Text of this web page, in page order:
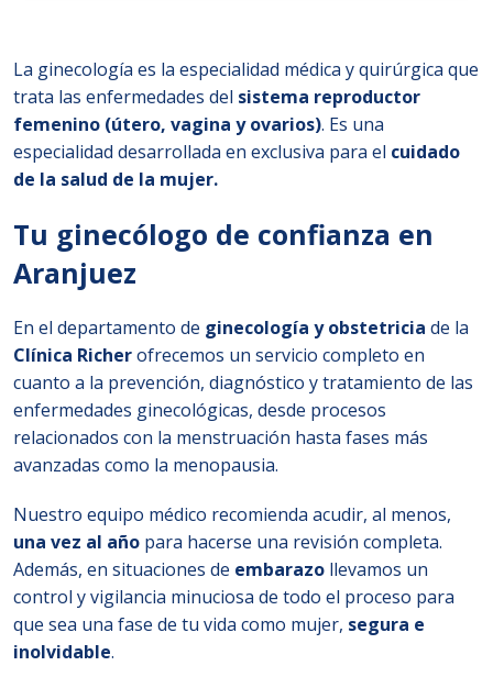
La ginecología es la especialidad médica y quirúrgica que
trata las enfermedades del sistema reproductor
femenino (útero, vagina y ovarios). Es una
especialidad desarrollada en exclusiva para el cuidado
de la salud de la mujer.
Tu ginecólogo de confianza en
Aranjuez
En el departamento de ginecología y obstetricia de la
Clínica Richerofrecemos un servicio completo en
cuanto a la prevención, diagnóstico y tratamiento de las
enfermedades ginecológicas, desde procesos
relacionados con la menstruación hasta fases más
avanzadas como la menopausia.
Nuestro equipo médico recomienda acudir, al menos,
una vez al año para hacerse una revisión completa.
Además, en situaciones de embarazo llevamos un
control y vigilancia minuciosa de todo el proceso para
que sea una fase de tu vida como mujer, segura e
inolvidable.